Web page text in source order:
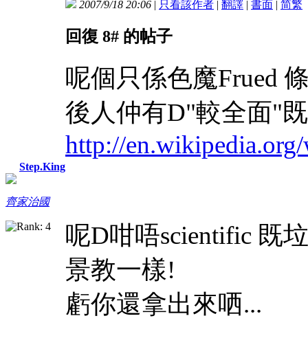
Step.King
齊家治國
2007/9/18 20:06 | 只看該作者 | 翻譯 | 書面 | 简繁
回復 8# 的帖子
呢個只係色魔Frued
後人仲有D"較全面"
http://
呢D咁唔scientific 既
景教一樣!
虧你還拿出來哂...